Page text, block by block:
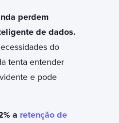
perdem
de dados.
do
tenta entender
e pode
a retenção de